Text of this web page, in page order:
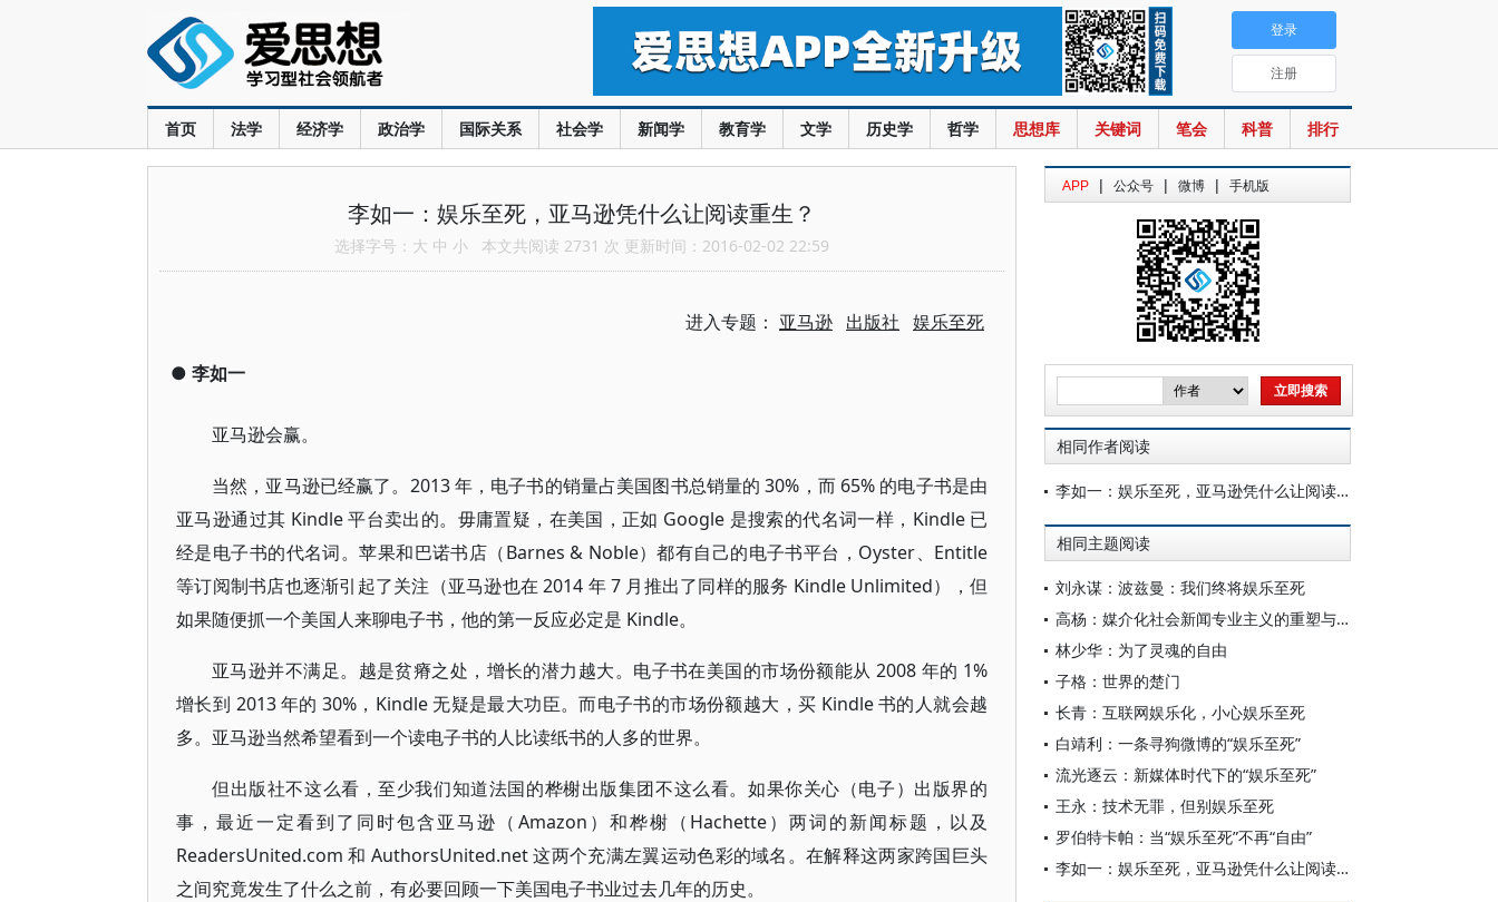
首页 法学 经济学 政治学 国际关系 社会学 新闻学 教育学 文学 历史学 哲学 思想库 关键词 笔会 科普 排行
登录
注册
李如一：娱乐至死，亚马逊凭什么让阅读重生？
选择字号： 大 中 小 本文共阅读 2731 次 更新时间：2016-02-02 22:59
进入专题： 亚马逊 出版社 娱乐至死
● 李如一
亚马逊会赢。
当然，亚马逊已经赢了。2013 年，电子书的销量占美国图书总销量的 30%，而 65% 的电子书是由
亚马逊通过其 Kindle 平台卖出的。毋庸置疑，在美国，正如 Google 是搜索的代名词一样，Kindle 已
经是电子书的代名词。苹果和巴诺书店（Barnes & Noble）都有自己的电子书平台，Oyster、Entitle
等订阅制书店也逐渐引起了关注（亚马逊也在 2014 年 7 月推出了同样的服务 Kindle Unlimited），但
如果随便抓一个美国人来聊电子书，他的第一反应必定是 Kindle。
亚马逊并不满足。越是贫瘠之处，增长的潜力越大。电子书在美国的市场份额能从 2008 年的 1%
增长到 2013 年的 30%，Kindle 无疑是最大功臣。而电子书的市场份额越大，买 Kindle 书的人就会越
多。亚马逊当然希望看到一个读电子书的人比读纸书的人多的世界。
但出版社不这么看，至少我们知道法国的桦榭出版集团不这么看。如果你关心（电子）出版界的
事，最近一定看到了同时包含亚马逊（Amazon）和桦榭（Hachette）两词的新闻标题，以及
ReadersUnited.com 和 AuthorsUnited.net 这两个充满左翼运动色彩的域名。在解释这两家跨国巨头
之间究竟发生了什么之前，有必要回顾一下美国电子书业过去几年的历史。
APP | 公众号 | 微博 | 手机版
相同作者阅读
李如一：娱乐至死，亚马逊凭什么让阅读重生？
相同主题阅读
刘永谋：波兹曼：我们终将娱乐至死
高杨：媒介化社会新闻专业主义的重塑与坚守
林少华：为了灵魂的自由
子格：世界的楚门
长青：互联网娱乐化，小心娱乐至死
白靖利：一条寻狗微博的“娱乐至死”
流光逐云：新媒体时代下的“娱乐至死”
王永：技术无罪，但别娱乐至死
罗伯特卡帕：当“娱乐至死”不再“自由”
李如一：娱乐至死，亚马逊凭什么让阅读重生？